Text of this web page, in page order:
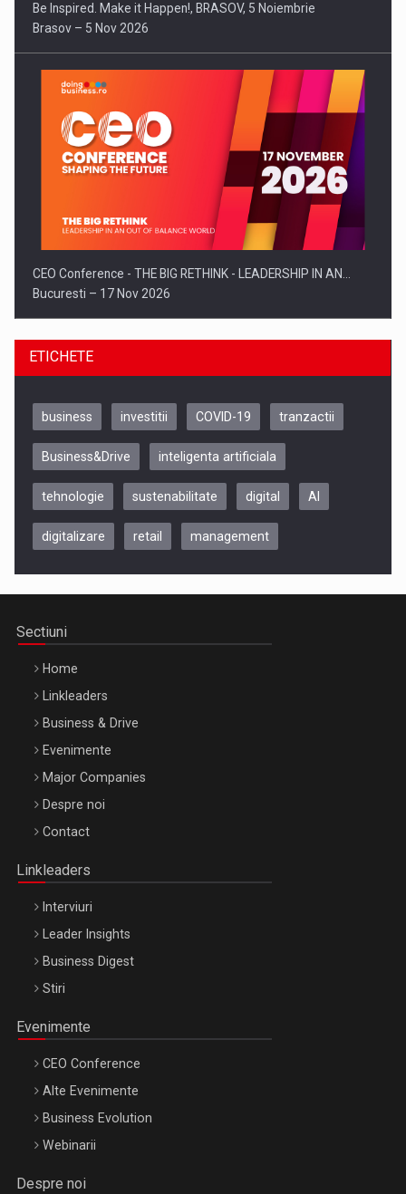
Be Inspired. Make it Happen!, BRASOV, 5 Noiembrie
Brasov – 5 Nov 2026
CEO Conference - THE BIG RETHINK - LEADERSHIP IN AN…
Bucuresti – 17 Nov 2026
Be Inspired. Make it Happen!, CLUJ, 9 Decembrie
Be Inspired. Make it Happen!, ARTEMIS LETO, ORADEA, 8
Octombrie
ETICHETE
business investitii COVID-19 tranzactii
Business&Drive inteligenta artificiala
tehnologie sustenabilitate digital AI
digitalizare retail management
Sectiuni
Home
Linkleaders
Business & Drive
Evenimente
Major Companies
Despre noi
Contact
Linkleaders
Interviuri
Leader Insights
Business Digest
Stiri
Evenimente
CEO Conference
Alte Evenimente
Business Evolution
Webinarii
Despre noi